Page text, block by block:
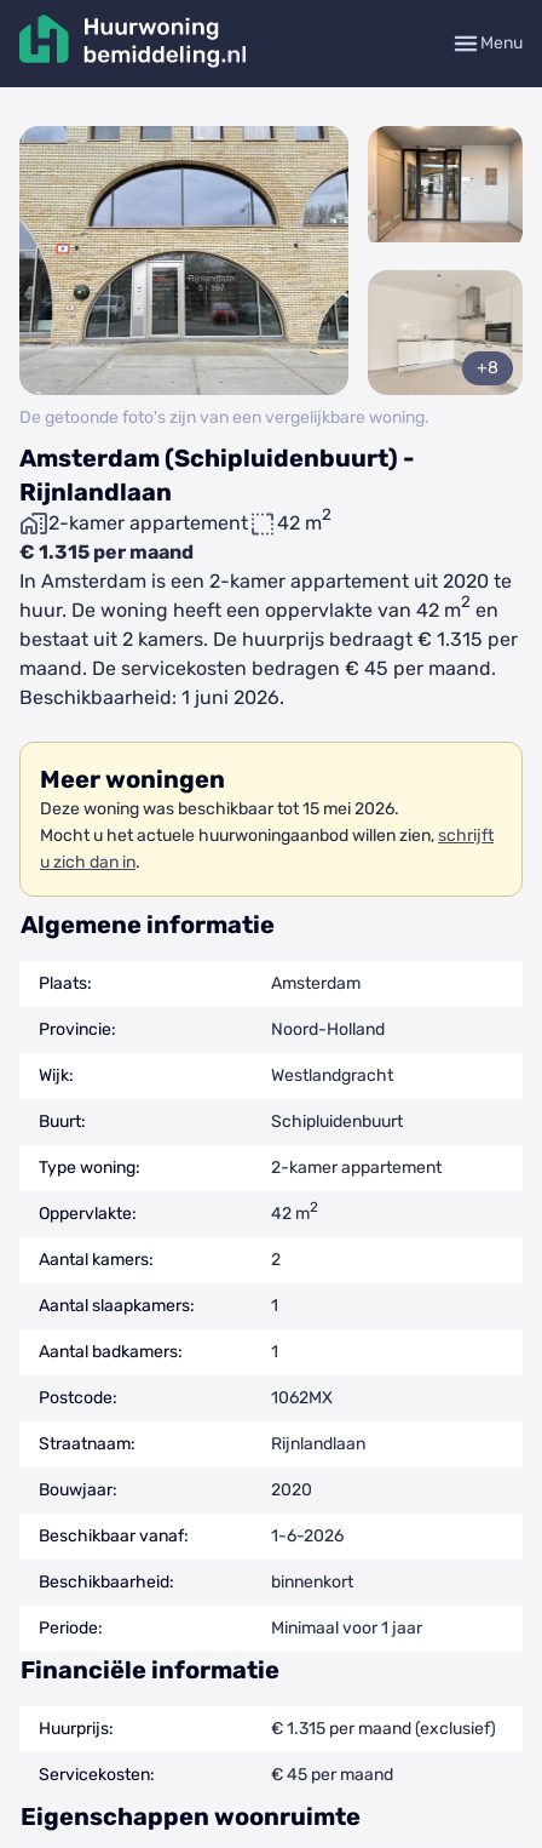
Menu
Amsterdam (Schipluidenbuurt) -
Rijnlandlaan
2-kamer appartement 42 m2
€ 1.315 per maand
+8
De getoonde foto's zijn van een vergelijkbare woning.
In Amsterdam is een 2-kamer appartement uit 2020 te
huur. De woning heeft een oppervlakte van 42 m2 en
bestaat uit 2 kamers. De huurprijs bedraagt € 1.315 per
maand. De servicekosten bedragen € 45 per maand.
Beschikbaarheid: 1 juni 2026.
Meer woningen
Deze woning was beschikbaar tot 15 mei 2026.
Mocht u het actuele huurwoningaanbod willen zien,schrijft
u zich dan in.
Algemene informatie
Plaats: Amsterdam
Provincie: Noord-Holland
Wijk: Westlandgracht
Buurt: Schipluidenbuurt
Type woning: 2-kamer appartement
Oppervlakte: 42 m2
Aantal kamers: 2
Aantal slaapkamers: 1
Aantal badkamers: 1
Postcode: 1062MX
Straatnaam: Rijnlandlaan
Bouwjaar: 2020
Beschikbaar vanaf: 1-6-2026
Beschikbaarheid: binnenkort
Periode: Minimaal voor 1 jaar
Financiële informatie
Huurprijs: € 1.315 per maand (exclusief)
Servicekosten: € 45 per maand
Eigenschappen woonruimte